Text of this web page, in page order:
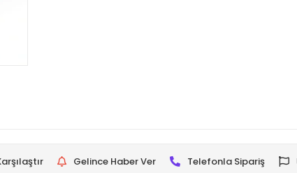
Gelince Haber Ver Telefonla Sipariş